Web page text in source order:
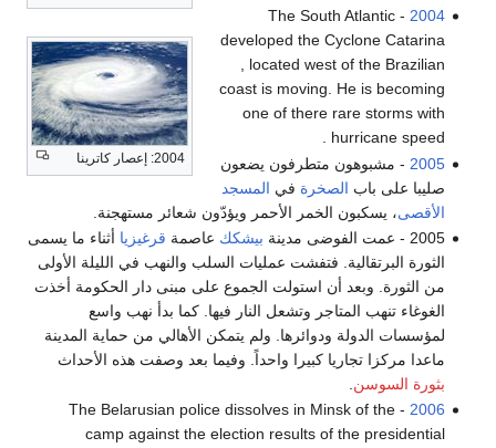
2004: إعصار كاترينا
2004
- The South Atlantic
developed the Cyclone Catarina
, located west of the Brazilian
coast is moving. He is becoming
one of there rare storms with
hurricane speed .
2005 - مشبوهون متطرفون يضعون
صليبا على باب الصخرة في المسجد
الأقصى، يسكبون الخمر الأحمر ويؤدّون شعائر مستهجنة.
2005 - عمت الفوضى مدينة
بيشكك عاصمة قرغيزيا أثناء ما يسمى
الثورة البرتقالية. فتفشت عمليات السلب والنهب في الليلة الأولى
من الثورة. وبعد أن استولت الجموع على مبنى دار الحكومة أخذت
الغوغاء تنهب المتاجر وتشعل النار فيها. كما بدأ نهب واسع
لمؤسسات الدولة ودوائرها. ولم يتمكن الأهالي من حماية المدينة
ماعدا مركزا تجاريا كبيرا واحداً. وفيما بعد وصفت هذه الأحداث
بثورة السوسن
2006
- The Belarusian police dissolves in Minsk of the
camp against the election results of the presidential